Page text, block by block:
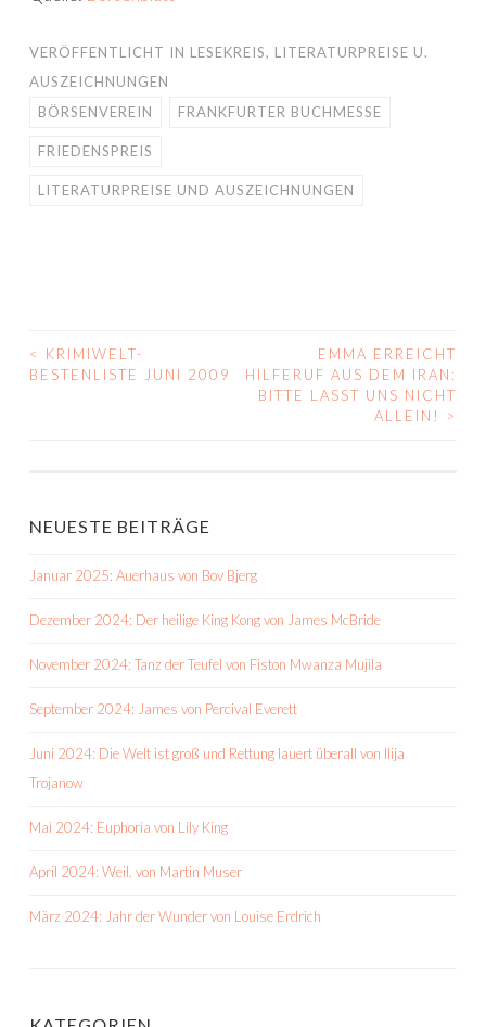
VERÖFFENTLICHT IN LESEKREIS, LITERATURPREISE U.
AUSZEICHNUNGEN
BÖRSENVEREIN
FRANKFURTER BUCHMESSE
FRIEDENSPREIS
LITERATURPREISE UND AUSZEICHNUNGEN
BEITRAGS-
<
KRIMIWELT-
BESTENLISTE JUNI 2009
EMMA ERREICHT
HILFERUF AUS DEM IRAN:
BITTE LASST UNS NICHT
ALLEIN!
>
NEUESTE BEITRÄGE
Januar 2025: Auerhaus von Bov Bjerg
Dezember 2024: Der heilige King Kong von James McBride
November 2024: Tanz der Teufel von Fiston Mwanza Mujila
September 2024: James von Percival Everett
Juni 2024: Die Welt ist groß und Rettung lauert überall von Ilija
Trojanow
Mai 2024: Euphoria von Lily King
April 2024: Weil. von Martin Muser
März 2024: Jahr der Wunder von Louise Erdrich